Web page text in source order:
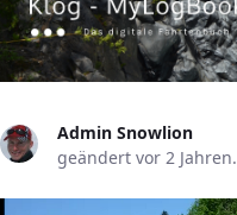
Admin Snowlion
geändert vor 2 Jahren.